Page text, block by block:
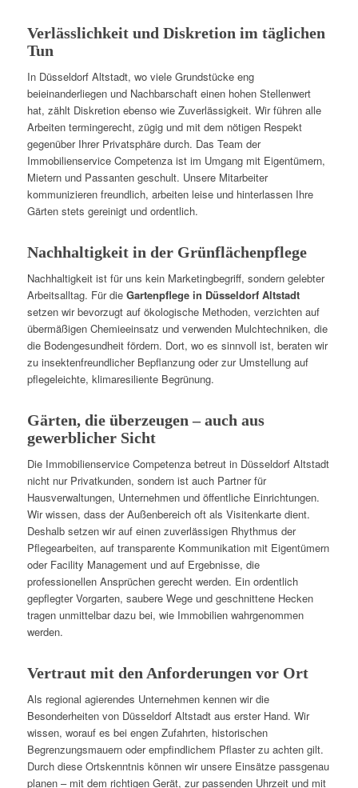
Verlässlichkeit und Diskretion im täglichen
Tun
In Düsseldorf Altstadt, wo viele Grundstücke eng
beieinanderliegen und Nachbarschaft einen hohen Stellenwert
hat, zählt Diskretion ebenso wie Zuverlässigkeit. Wir führen alle
Arbeiten termingerecht, zügig und mit dem nötigen Respekt
gegenüber Ihrer Privatsphäre durch. Das Team der
Immobilienservice Competenza ist im Umgang mit Eigentümern,
Mietern und Passanten geschult. Unsere Mitarbeiter
kommunizieren freundlich, arbeiten leise und hinterlassen Ihre
Gärten stets gereinigt und ordentlich.
Nachhaltigkeit in der Grünflächenpflege
Nachhaltigkeit ist für uns kein Marketingbegriff, sondern gelebter
Arbeitsalltag. Für die Gartenpflege in Düsseldorf Altstadt
setzen wir bevorzugt auf ökologische Methoden, verzichten auf
übermäßigen Chemieeinsatz und verwenden Mulchtechniken, die
die Bodengesundheit fördern. Dort, wo es sinnvoll ist, beraten wir
zu insektenfreundlicher Bepflanzung oder zur Umstellung auf
pflegeleichte, klimaresiliente Begrünung.
Gärten, die überzeugen – auch aus
gewerblicher Sicht
Die Immobilienservice Competenza betreut in Düsseldorf Altstadt
nicht nur Privatkunden, sondern ist auch Partner für
Hausverwaltungen, Unternehmen und öffentliche Einrichtungen.
Wir wissen, dass der Außenbereich oft als Visitenkarte dient.
Deshalb setzen wir auf einen zuverlässigen Rhythmus der
Pflegearbeiten, auf transparente Kommunikation mit Eigentümern
oder Facility Management und auf Ergebnisse, die
professionellen Ansprüchen gerecht werden. Ein ordentlich
gepflegter Vorgarten, saubere Wege und geschnittene Hecken
tragen unmittelbar dazu bei, wie Immobilien wahrgenommen
werden.
Vertraut mit den Anforderungen vor Ort
Als regional agierendes Unternehmen kennen wir die
Besonderheiten von Düsseldorf Altstadt aus erster Hand. Wir
wissen, worauf es bei engen Zufahrten, historischen
Begrenzungsmauern oder empfindlichem Pflaster zu achten gilt.
Durch diese Ortskenntnis können wir unsere Einsätze passgenau
planen – mit dem richtigen Gerät, zur passenden Uhrzeit und mit